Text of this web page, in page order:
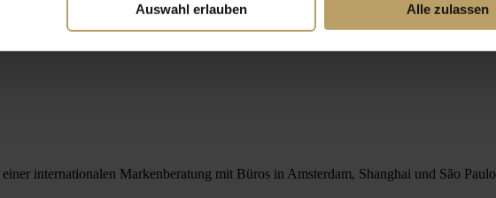
Auswahl erlauben Alle zulassen
internationalen Markenberatung mit Büros in Amsterdam, Shanghai und São Paulo